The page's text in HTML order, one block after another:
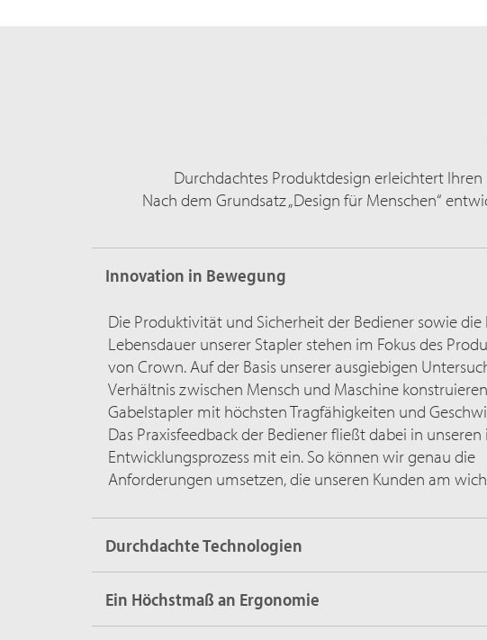
Durchdachtes Produktdesign erleichtert
Nach dem Grundsatz „Design für Menschen“
Innovation in Bewegung
Die Produktivität und Sicherheit der Bediener sowie die
Lebensdauer unserer Stapler stehen im Fokus des
von Crown. Auf der Basis unserer ausgiebigen
Verhältnis zwischen Mensch und Maschine
Gabelstapler mit höchsten Tragfähigkeiten und
Das Praxisfeedback der Bediener fließt dabei in
Entwicklungsprozess mit ein. So können wir genau die
Anforderungen umsetzen, die unseren Kunden am
Durchdachte Technologien
Ein Höchstmaß an Ergonomie